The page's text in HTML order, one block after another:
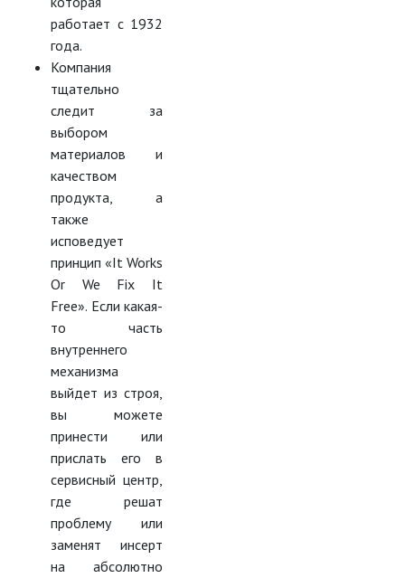
работает с 1932
года.
Компания
тщательно
следит за
выбором
материалов и
качеством
продукта, а
также
исповедует
принцип «It Works
Or We Fix It
Free». Если какая-
то часть
внутреннего
механизма
выйдет из строя,
вы можете
принести или
прислать его в
сервисный центр,
где решат
проблему или
заменят инсерт
на абсолютно